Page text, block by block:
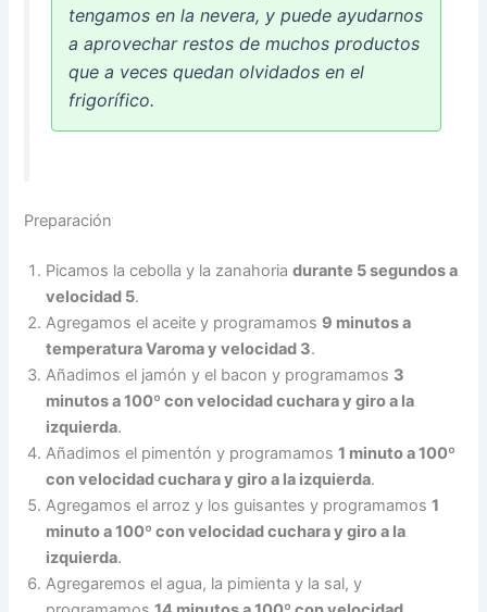
tengamos en la nevera, y puede ayudarnos
a aprovechar restos de muchos productos
que a veces quedan olvidados en el
frigorífico.
Preparación
Picamos la cebolla y la zanahoriadurante 5 segundos a
velocidad 5.
Agregamos el aceite y programamos 9 minutos a
temperatura Varoma y velocidad 3.
Añadimos el jamón y el bacon y programamos 3
minutos a 100º con velocidad cuchara y giro a la
izquierda.
Añadimos el pimentón y programamos1 minuto a 100º
con velocidad cuchara y giro a la izquierda.
Agregamos el arroz y los guisantes y programamos1
minuto a 100º con velocidad cuchara y giro a la
izquierda.
Agregaremos el agua, la pimienta y la sal, y